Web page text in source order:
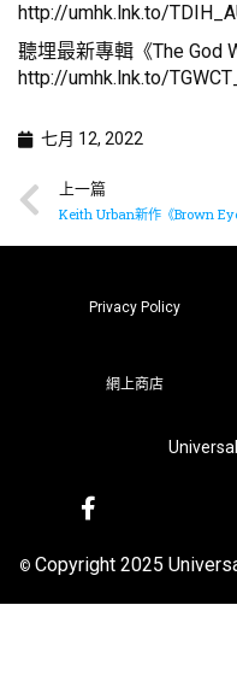
http://umhk.lnk.to/
聽埋最新專輯《The God
http://umhk.lnk.to/
七月 12, 2022
上一篇
Privacy Policy
網上商店
© Copyright 2025